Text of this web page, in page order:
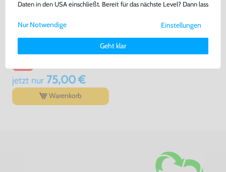
90 x Ethernet Kabel
mit 3m., ohne OVP, NEU
jetzt nur75,00 €
Warenkorb
Daten in den USA einschließt. Bereit für das nächste Level? Dann lass
Weitere Informationen zu den von uns verwendeten Cookies und
Deinen Rechten als Nutzer findest Du in unsererDaten­schutz­
Impressum.
Einstellungen
Geht klar
Nur Notwendige